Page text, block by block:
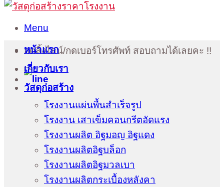
Menu
กดลิ้งไลน์/กดเบอร์โทรศัพท์ สอบถามได้เลยคะ !!
หน้าแรก
เกี่ยวกับเรา
วัสดุก่อสร้าง
โรงงานแผ่นพื้นสำเร็จรูป
โรงงาน เสาเข็มคอนกรีตอัดแรง
โรงงานผลิต อิฐมอญ อิฐแดง
โรงงานผลิตอิฐบล็อก
โรงงานผลิตอิฐมวลเบา
โรงงานผลิตกระเบื้องหลังคา